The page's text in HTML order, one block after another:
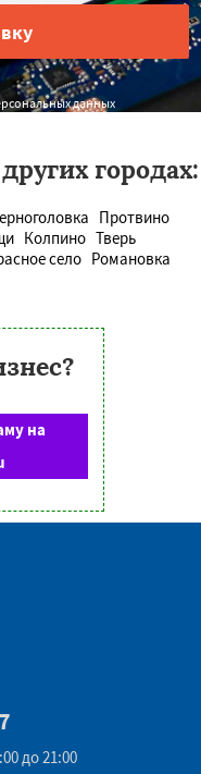
данных
городах:
Протвино
Колпино Тверь
село Романовка
на
до 21:00